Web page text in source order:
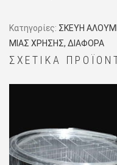
Κατηγορίες: ΣΚΕΥΗ
ΜΙΑΣ ΧΡΗΣΗΣ, ΔΙΑΦΟΡΑ
ΣΧΕΤΙΚΆ